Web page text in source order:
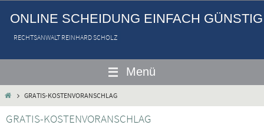
ONLINE SCHEIDUNG EINFACH GÜNSTIG
RECHTSANWALT REINHARD SCHOLZ
GRATIS-KOSTENVORANSCHLAG
GRATIS-KOSTENVORANSCHLAG